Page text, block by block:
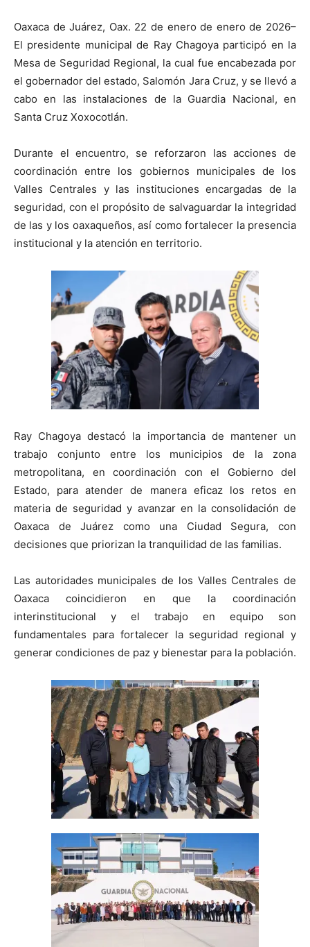
Oaxaca de Juárez, Oax. 22 de enero de enero de 2026–
El presidente municipal de Ray Chagoya participó en la
Mesa de Seguridad Regional, la cual fue encabezada por
el gobernador del estado, Salomón Jara Cruz, y se llevó a
cabo en las instalaciones de la Guardia Nacional, en
Santa Cruz Xoxocotlán.
Durante el encuentro, se reforzaron las acciones de
coordinación entre los gobiernos municipales de los
Valles Centrales y las instituciones encargadas de la
seguridad, con el propósito de salvaguardar la integridad
de las y los oaxaqueños, así como fortalecer la presencia
institucional y la atención en territorio.
Ray Chagoya destacó la importancia de mantener un
trabajo conjunto entre los municipios de la zona
metropolitana, en coordinación con el Gobierno del
Estado, para atender de manera eficaz los retos en
materia de seguridad y avanzar en la consolidación de
Oaxaca de Juárez como una Ciudad Segura, con
decisiones que priorizan la tranquilidad de las familias.
Las autoridades municipales de los Valles Centrales de
Oaxaca coincidieron en que la coordinación
interinstitucional y el trabajo en equipo son
fundamentales para fortalecer la seguridad regional y
generar condiciones de paz y bienestar para la población.